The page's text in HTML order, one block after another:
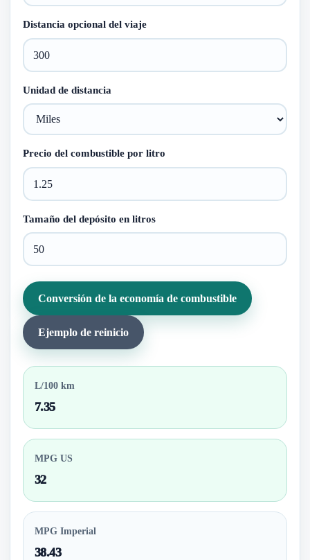
Distancia opcional del viaje
Unidad de distancia
Precio del combustible por litro
Tamaño del depósito en litros
Conversión de la economía de combustible
Ejemplo de reinicio
L/100 km
7.35
MPG US
32
MPG Imperial
38.43